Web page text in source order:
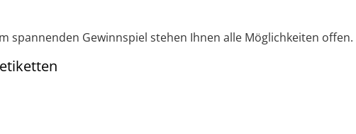
spannenden Gewinnspiel stehen Ihnen alle Möglichkeiten offen.